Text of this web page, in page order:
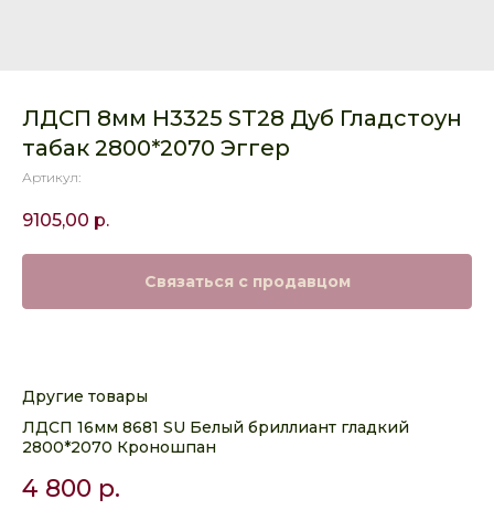
ЛДСП 8мм H3325 ST28 Дуб Гладстоун
табак 2800*2070 Эггер
Артикул:
9105,00 р.
Связаться с продавцом
Другие товары
ЛДСП 16мм 8681 SU Белый бриллиант гладкий
2800*2070 Кроношпан
4 800 р.